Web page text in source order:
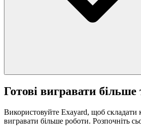
Готові вигравати більше
Використовуйте Exayard, щоб
вигравати більше роботи. Розпочніть